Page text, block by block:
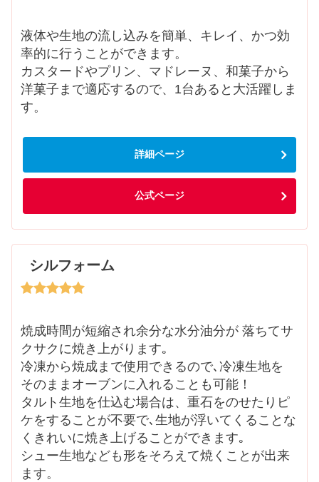
液体や生地の流し込みを簡単、キレイ、かつ効
率的に行うことができます。
カスタードやプリン、マドレーヌ、和菓子から
洋菓子まで適応するので、1台あると大活躍しま
す。
詳細ページ
公式ページ
シルフォーム
焼成時間が短縮され余分な水分油分が 落ちてサ
クサクに焼き上がります｡
冷凍から焼成まで使用できるので､冷凍生地を
そのままオーブンに入れることも可能！
タルト生地を仕込む場合は、重石をのせたりピ
ケをすることが不要で､生地が浮いてくることな
くきれいに焼き上げることができます｡
シュー生地なども形をそろえて焼くことが出来
ます。